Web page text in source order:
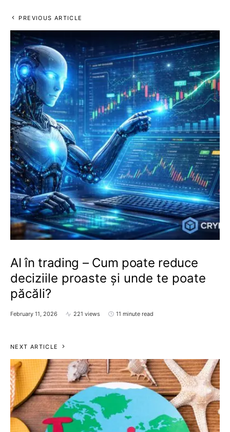
PREVIOUS ARTICLE
AI în trading – Cum poate reduce
deciziile proaste și unde te poate
păcăli?
February 11, 2026 221 views 11 minute read
NEXT ARTICLE